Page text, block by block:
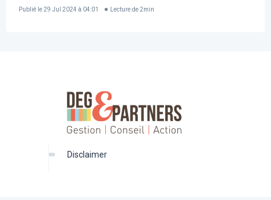
Publié le29 Jul 2024 à 04:01 Lecture de 2min
disclaimer